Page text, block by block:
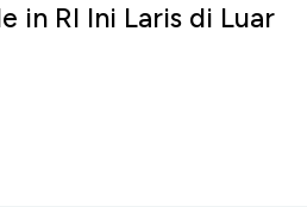
in RI Ini Laris di Luar